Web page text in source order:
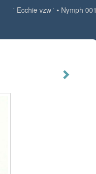
' Ecchie vzw '
Nymph 001